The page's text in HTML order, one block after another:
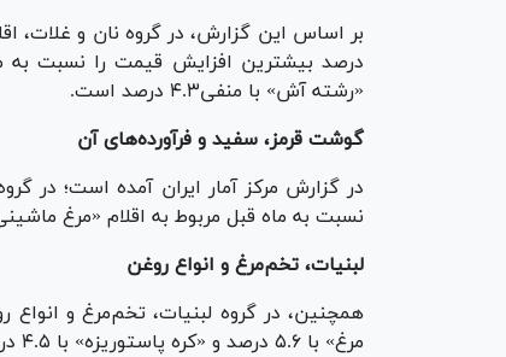
درصد بیشترین افزایش قیمت را نسبت
«رشته آش» با منفی۴.۳ درصد است.
گوشت قرمز، سفید و فرآورده‌های آن
در گزارش مرکز آمار ایران آمده است؛ در
نسبت به ماه قبل مربوط به اقلام «مرغ ماشینی» با ۵.۱ درصد و «ماهی‌قزل آلا» با ۱.۹
لبنیات، تخم‌مرغ و انواع روغن
همچنین، در گروه لبنیات، تخم‌مرغ و
مرغ» با ۵.۶ درصد و «کره پاستوریزه» با ۴.۵ درصد و ماست پاستوریزه» با ۲.۱ درصد است.